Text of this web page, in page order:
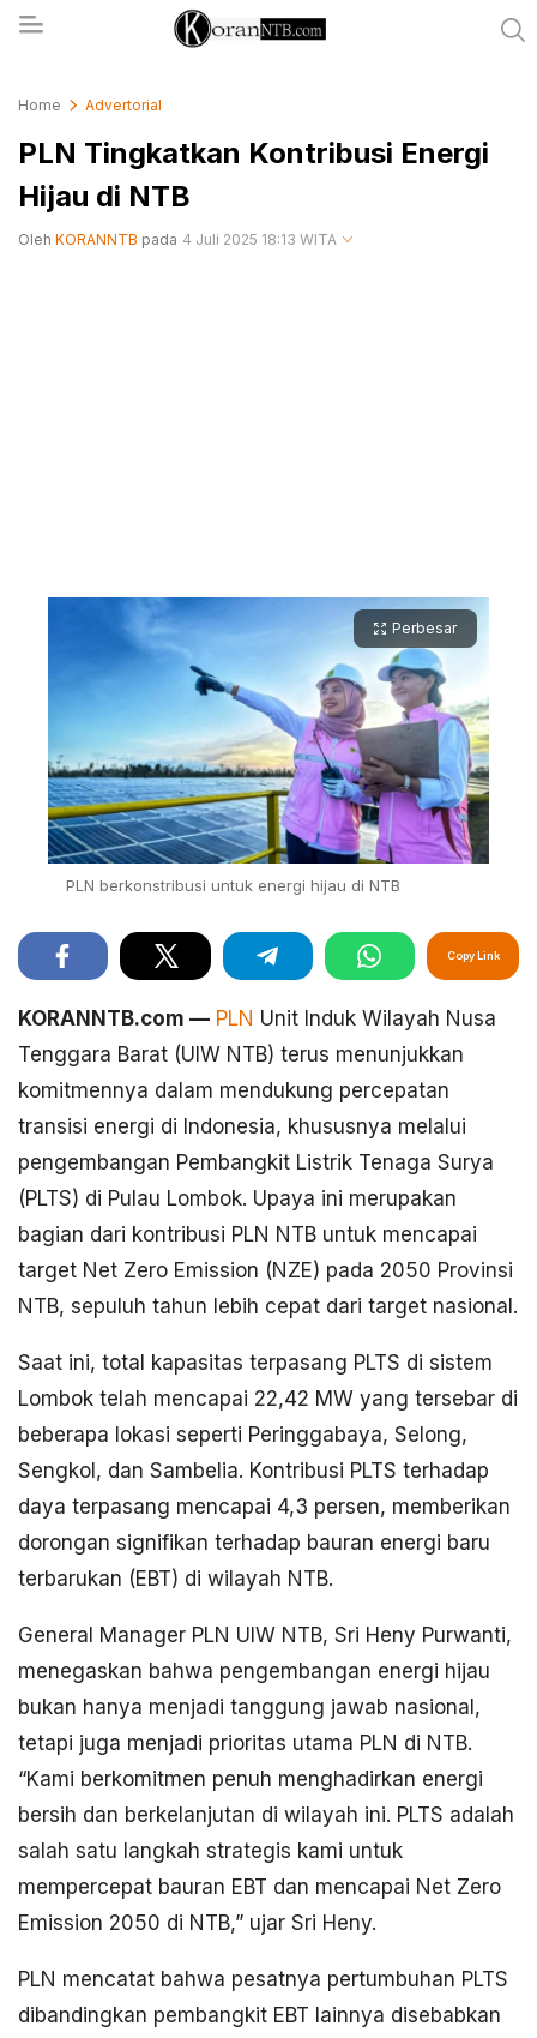
Home Advertorial
PLN Tingkatkan Kontribusi Energi
Hijau di NTB
Oleh KORANNTB pada 4 Juli 2025 18:13 WITA
Perbesar
PLN berkonstribusi untuk energi hijau di NTB
Copy Link
KORANNTB.com — PLN Unit Induk Wilayah Nusa
Tenggara Barat (UIW NTB) terus menunjukkan
komitmennya dalam mendukung percepatan
transisi energi di Indonesia, khususnya melalui
pengembangan Pembangkit Listrik Tenaga Surya
(PLTS) di Pulau Lombok. Upaya ini merupakan
bagian dari kontribusi PLN NTB untuk mencapai
target Net Zero Emission (NZE) pada 2050 Provinsi
NTB, sepuluh tahun lebih cepat dari target nasional.
Saat ini, total kapasitas terpasang PLTS di sistem
Lombok telah mencapai 22,42 MW yang tersebar di
beberapa lokasi seperti Peringgabaya, Selong,
Sengkol, dan Sambelia. Kontribusi PLTS terhadap
daya terpasang mencapai 4,3 persen, memberikan
dorongan signifikan terhadap bauran energi baru
terbarukan (EBT) di wilayah NTB.
General Manager PLN UIW NTB, Sri Heny Purwanti,
menegaskan bahwa pengembangan energi hijau
bukan hanya menjadi tanggung jawab nasional,
tetapi juga menjadi prioritas utama PLN di NTB.
“Kami berkomitmen penuh menghadirkan energi
bersih dan berkelanjutan di wilayah ini. PLTS adalah
salah satu langkah strategis kami untuk
mempercepat bauran EBT dan mencapai Net Zero
Emission 2050 di NTB,” ujar Sri Heny.
PLN mencatat bahwa pesatnya pertumbuhan PLTS
dibandingkan pembangkit EBT lainnya disebabkan